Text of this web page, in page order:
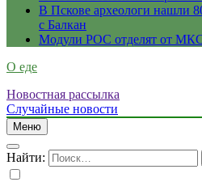
В Пскове археологи нашли
с Балкан
Модули РОС отделят от
О еде
Новостная рассылка
Случайные новости
Меню
Найти: